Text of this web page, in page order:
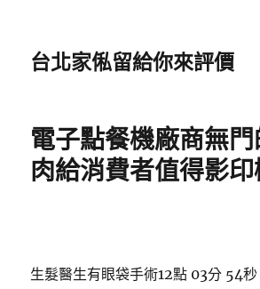
台北家俬留給你來評價
電子點餐機廠商無
肉給消費者值得影
生髮醫生有眼袋手術12點 03分 54秒